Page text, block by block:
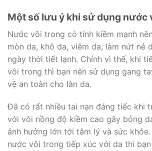
Một số lưu ý khi sử dụng nước
Nước vôi trong có tính kiềm mạnh
mòn da, khô da, viêm da, làm nứt nẻ
ngày thời tiết lạnh. Chính vì thế, khi
vôi trong thì bạn nên sử dụng gang
vệ an toàn cho làn da.
Đã có rất nhiều tai nạn đáng tiếc khi
với vôi nồng độ kiềm cao gây bỏng
ảnh hưởng lớn tới tâm lý và sức
nước vôi trong tiếp xúc với da thì